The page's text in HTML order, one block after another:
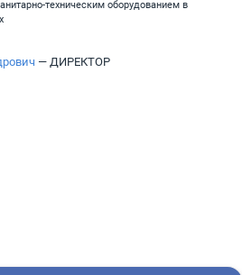
техническим оборудованием в
— ДИРЕКТОР